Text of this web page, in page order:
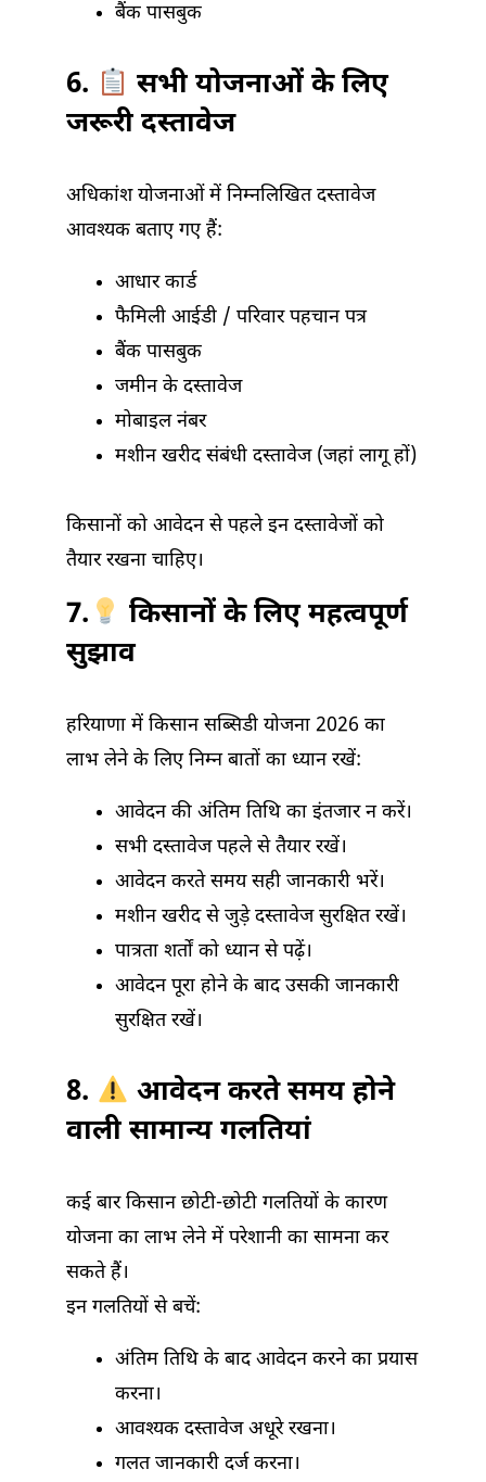
बैंक पासबुक
6.
सभी योजनाओं के लिए
जरूरी दस्तावेज
अधिकांश योजनाओं में निम्नलिखित दस्तावेज
आवश्यक बताए गए हैं:
आधार कार्ड
फैमिली आईडी / परिवार पहचान पत्र
बैंक पासबुक
जमीन के दस्तावेज
मोबाइल नंबर
मशीन खरीद संबंधी दस्तावेज (जहां लागू हों)
किसानों को आवेदन से पहले इन दस्तावेजों को
तैयार रखना चाहिए।
7.
किसानों के लिए महत्वपूर्ण
सुझाव
हरियाणा में किसान सब्सिडी योजना 2026 का
लाभ लेने के लिए निम्न बातों का ध्यान रखें:
आवेदन की अंतिम तिथि का इंतजार न करें।
सभी दस्तावेज पहले से तैयार रखें।
आवेदन करते समय सही जानकारी भरें।
मशीन खरीद से जुड़े दस्तावेज सुरक्षित रखें।
पात्रता शर्तों को ध्यान से पढ़ें।
आवेदन पूरा होने के बाद उसकी जानकारी
सुरक्षित रखें।
8.
आवेदन करते समय होने
वाली सामान्य गलतियां
कई बार किसान छोटी-छोटी गलतियों के कारण
योजना का लाभ लेने में परेशानी का सामना कर
सकते हैं।
इन गलतियों से बचें:
अंतिम तिथि के बाद आवेदन करने का प्रयास
करना।
आवश्यक दस्तावेज अधूरे रखना।
गलत जानकारी दर्ज करना।